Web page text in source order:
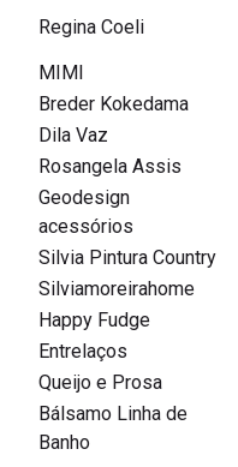
Regina Coeli
MIMI
Breder Kokedama
Dila Vaz
Rosangela Assis
Geodesign
acessórios
Silvia Pintura Country
Silviamoreirahome
Happy Fudge
Entrelaços
Queijo e Prosa
Bálsamo Linha de
Banho